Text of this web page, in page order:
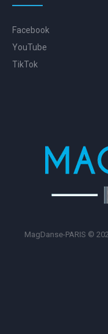
Facebook
YouTube
TikTok
MagDanse-PARIS ©